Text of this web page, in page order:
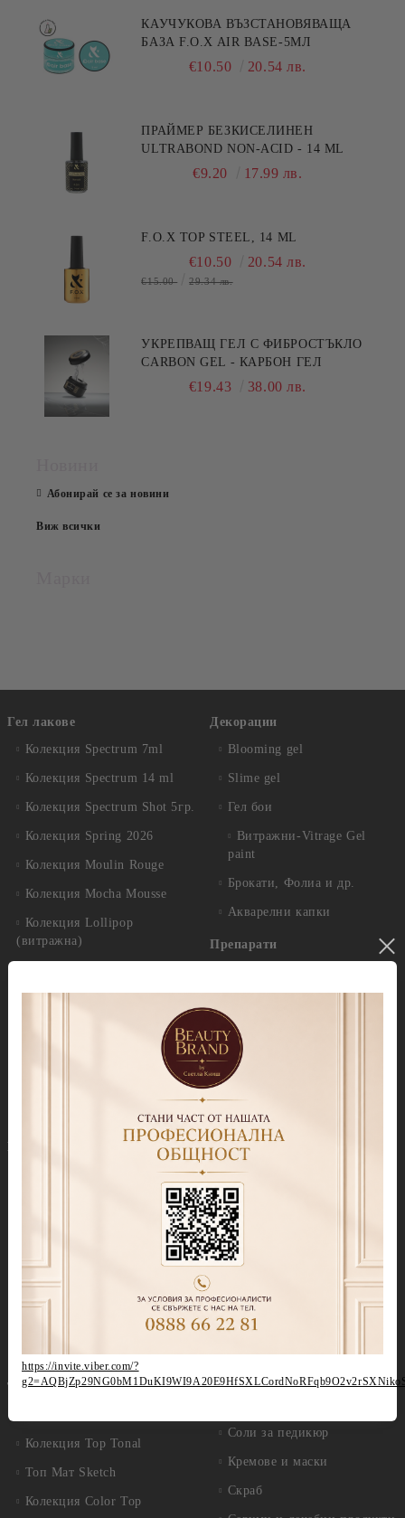
КАУЧУКОВА ВЪЗСТАНОВЯВАЩА
БАЗА F.O.X AIR BASE-5МЛ
€10.50 20.54 лв.
ПРАЙМЕР БЕЗКИСЕЛИНЕН
ULTRABOND NON-ACID - 14 ML
€9.20 17.99 лв.
F.O.X TOP STEEL, 14 ML
€10.50 20.54 лв.
€15.00 29.34 лв.
УКРЕПВАЩ ГЕЛ С ФИБРОСТЪКЛО
CARBON GEL - КАРБОН ГЕЛ
€19.43 38.00 лв.
Абонирай се за новини
Виж всички
Гел лакове
Колекция Spectrum 7ml
Колекция Spectrum 14 ml
Колекция Spectrum Shot 5гр.
Колекция Spring 2026
Колекция Moulin Rouge
Колекция Mocha Mousse
Колекция Lollipop
(витражна)
Колекция Cat Eye
Колекция Cat Eye Galaxy
Бази
Прозрачни Бази за гел лак
Колекция Cover Base Tonal
Колекция Thermo Cover
Base
Колекция Cover Base
Колекция Candy Base
Топ лакове
Колекция Top Tonal
Топ Мат Sketch
Колекция Color Top
Декорации
Blooming gel
Slime gel
Гел бои
Витражни-Vitrage Gel
paint
Брокати, Фолиа и др.
Акварелни капки
Препарати
консумативи
Обезмаслители
За сваляне на гел лак/
лепкав слой
Други течности
Грижа за нокти и кожа
Продукти за педикюр Callux
Избери по серия
Callux Серия Лавандула
Callux Серия Класик
Callux Серия Манго и
мента
Callux Серия Портокали
Соли за педикюр
Кремове и маски
Скраб
https://invite.viber.com/?